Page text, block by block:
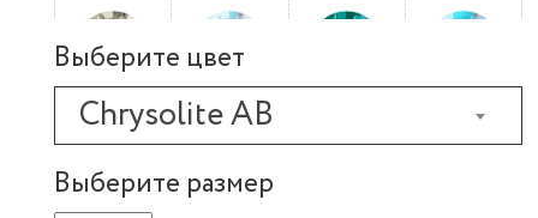
Выберите цвет
Chrysolite AB
Выберите размер